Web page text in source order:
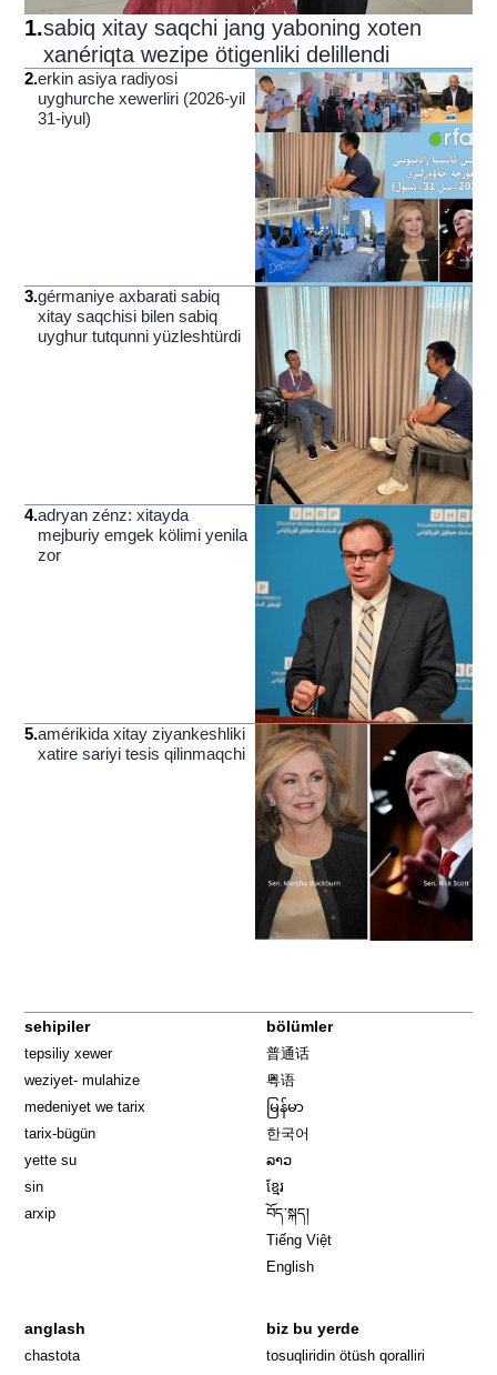
1.sabiq xitay saqchi jang yaboning xoten
xanériqta wezipe ötigenliki delillendi
2.erkin asiya radiyosi
uyghurche xewerliri (2026-yil
31-iyul)
3.gérmaniye axbarati sabiq
xitay saqchisi bilen sabiq
uyghur tutqunni yüzleshtürdi
4.adryan zénz: xitayda
mejburiy emgek kölimi yenila
zor
5.amérikida xitay ziyankeshliki
xatire sariyi tesis qilinmaqchi
sehipiler
tepsiliy xewer
weziyet- mulahize
medeniyet we tarix
tarix-bügün
yette su
sin
arxip
bölümler
普通话
粤语
မြန်မာ
한국어
ລາວ
ខ្មែរ
བོད་སྐད།
Tiếng Việt
English
anglash
chastota
biz bu yerde
tosuqliridin ötüsh qoralliri